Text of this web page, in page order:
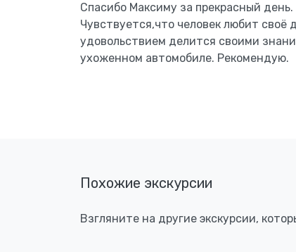
Спасибо Максиму за прекрасный
Чувствуется,что человек любит своё
удовольствием делится своими
ухоженном автомобиле. Рекомендую.
Похожие экскурсии
Взгляните на другие экскурсии,